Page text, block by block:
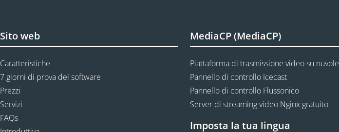
Sito web
Caratteristiche
7 giorni di prova del software
Prezzi
Servizi
FAQs
MediaCP (MediaCP)
Piattaforma di trasmissione video su nuvole
Pannello di controllo Icecast
Pannello di controllo Flussonico
Server di streaming video Nginx gratuito
Imposta la tua lingua